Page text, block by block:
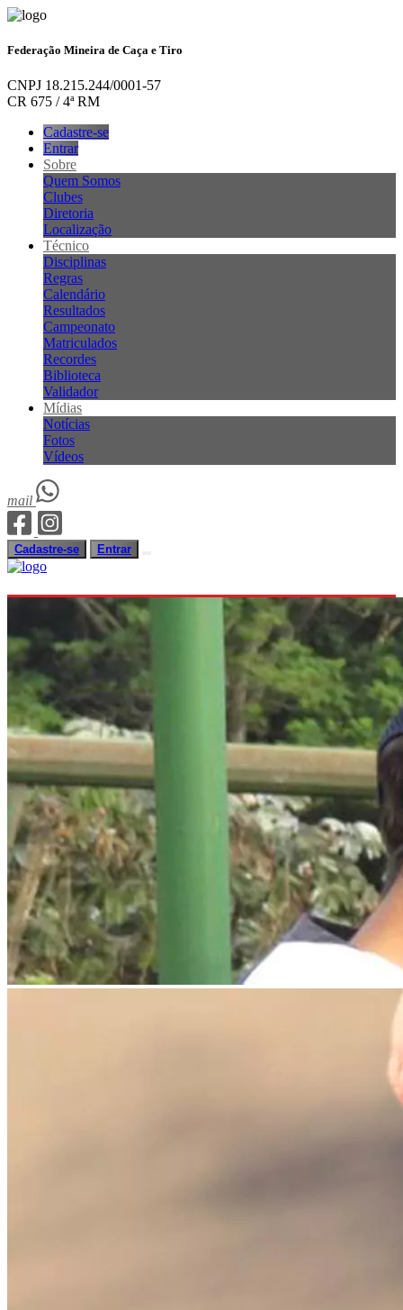
Federação Mineira de Caça e Tiro
CNPJ 18.215.244/0001-57
CR 675 / 4ª RM
Cadastre-se
Entrar
Sobre
Quem Somos
Clubes
Diretoria
Localização
Técnico
Disciplinas
Regras
Calendário
Resultados
Campeonato
Matriculados
Recordes
Biblioteca
Validador
Mídias
Notícias
Fotos
Vídeos
mail
Cadastre-se Entrar